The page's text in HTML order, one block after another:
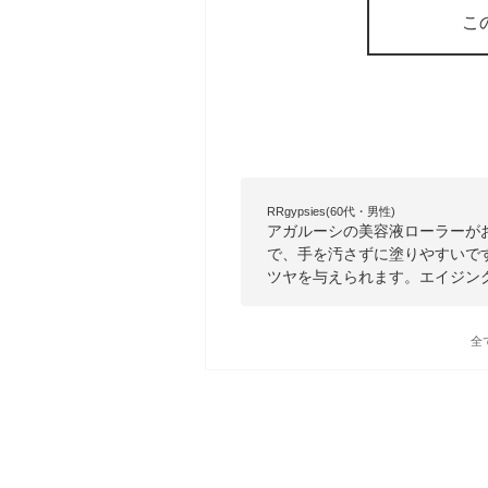
こ
RRgypsies(60代・男性)
アガルーシの美容液ローラー
で、手を汚さずに塗りやすい
ツヤを与えられます。エイジン
全